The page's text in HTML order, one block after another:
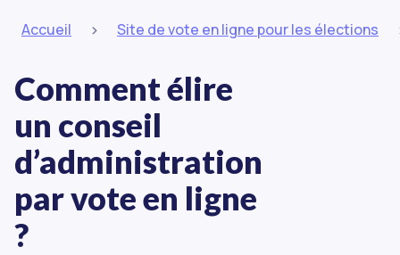
Accueil > Site de vote en ligne pour les élections
Comment élire
un conseil
d’administration
par vote en ligne
?